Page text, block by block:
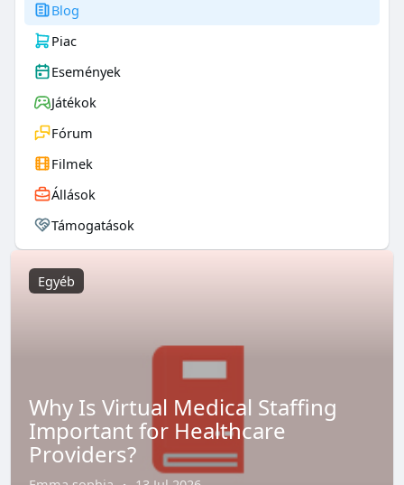
Blog
Piac
Események
Játékok
Fórum
Filmek
Állások
Támogatások
Egyéb
Why Is Virtual Medical Staffing
Important for Healthcare
Providers?